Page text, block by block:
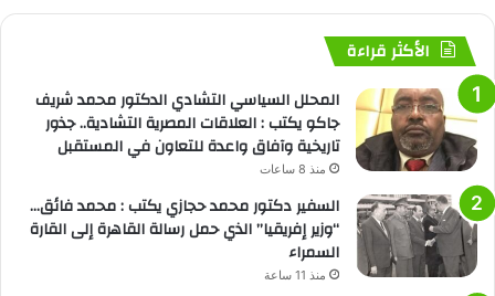
الأكثر قراءة
المحلل السياسي التشادي الدكتور محمد شريف
جاكو يكتب : العلاقات المصرية التشادية.. جذور
تاريخية وآفاق واعدة للتعاون في المستقبل
منذ 8 ساعات
السفير دكتور محمد حجازي يكتب : محمد فائق…
“وزير إفريقيا” الذي حمل رسالة القاهرة إلى القارة
السمراء
منذ 11 ساعة